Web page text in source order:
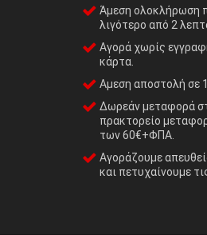
Άμεση ολοκλήρωση
λιγότερο από 2
Αγορά χωρίς
κάρτα.
Αμεση αποστολή σε
Δωρεάν μεταφορά
πρακτορείο
των 60€+ΦΠΑ.
Αγοράζουμε
και πετυχαίνουμε